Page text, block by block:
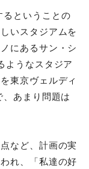
るということの
いスタジアムを
にあるサン・シ
ようなスタジア
東京ヴェルディ
あまり問題は
など、計画の実
れ、「私達の好